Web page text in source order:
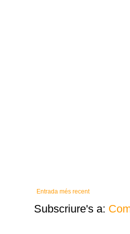
Entrada més recent
Subscriure's a: